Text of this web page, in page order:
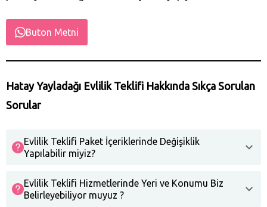
Buton Metni
HatayYayladağı‎ Evlilik Teklifi Hakkında Sıkça Sorulan
Sorular
Evlilik Teklifi Paket İçeriklerinde Değişiklik
Yapılabilir miyiz?
Evlilik Teklifi Hizmetlerinde Yeri ve Konumu Biz
Belirleyebiliyor muyuz ?